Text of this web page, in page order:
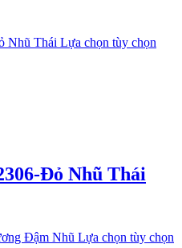
Lựa chọn tùy chọn
Đỏ Nhũ Thái
Lựa chọn tùy chọn